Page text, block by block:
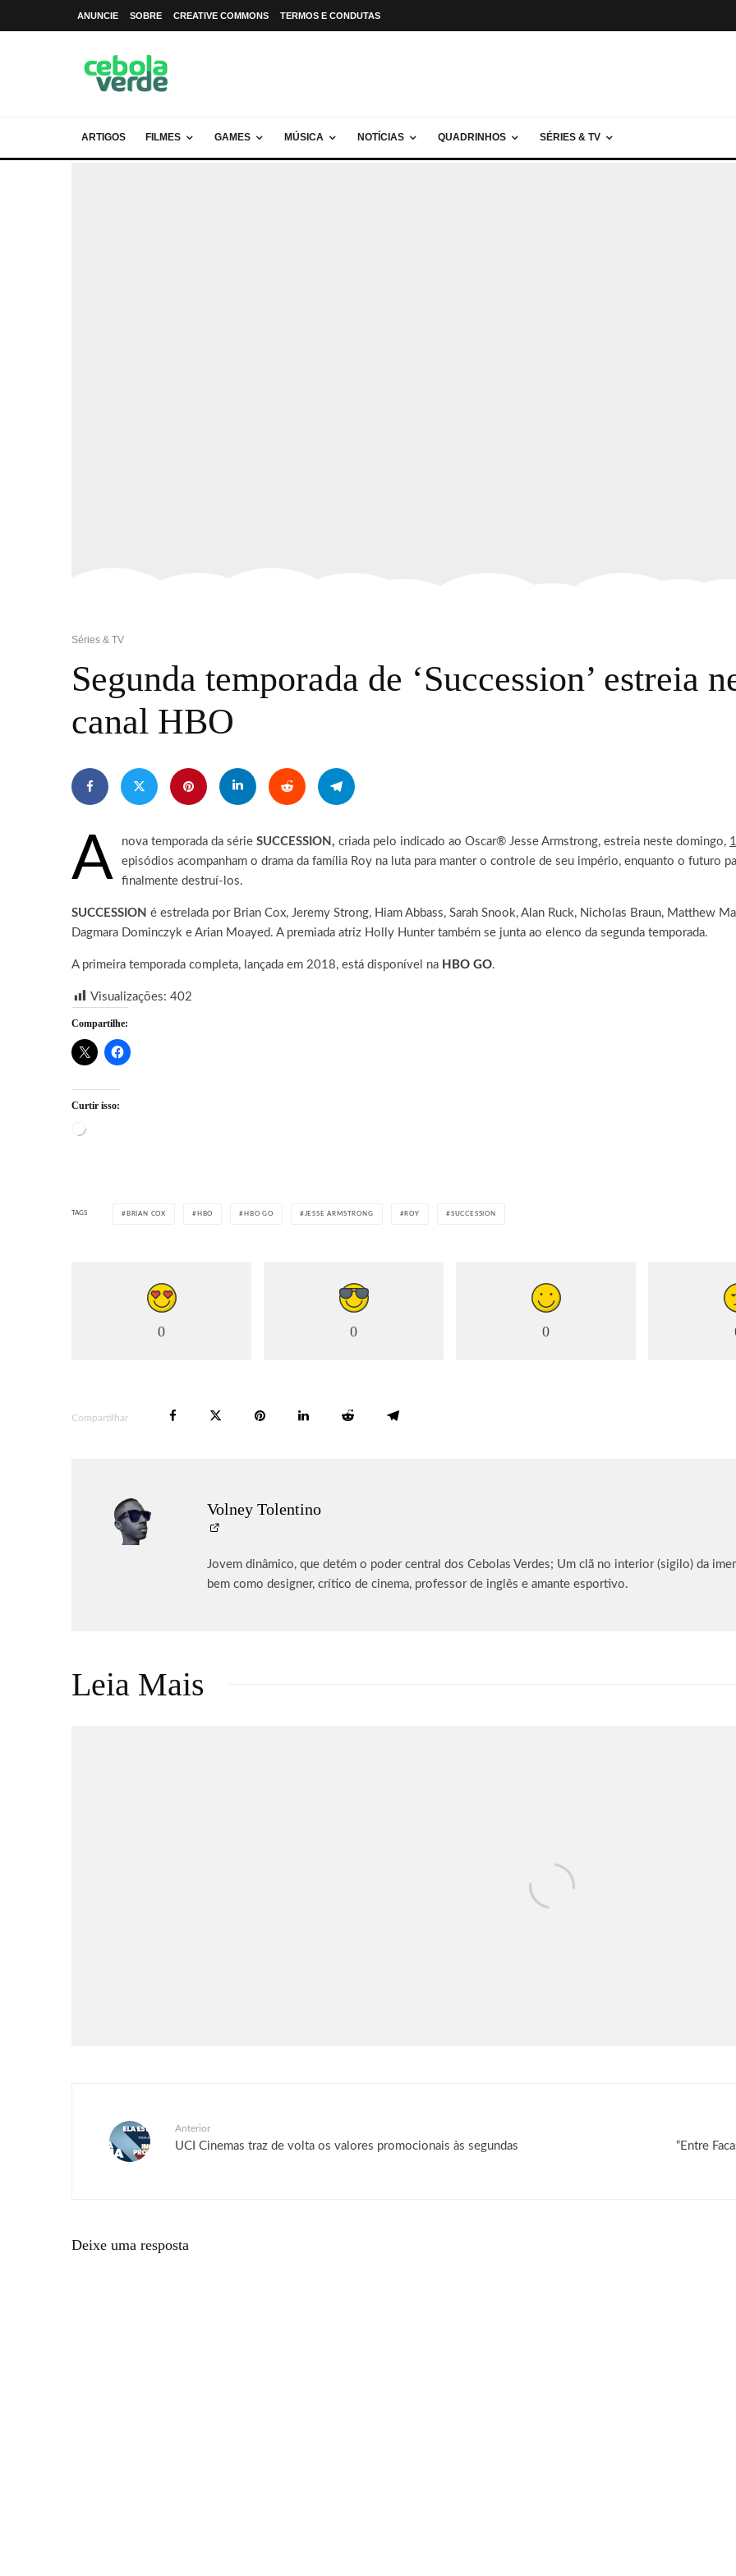
ANUNCIE SOBRE CREATIVE COMMONS TERMOS E CONDUTAS
ARTIGOS FILMES GAMES MÚSICA NOTÍCIAS QUADRINHOS SÉRIES & TV
Séries & TV
Segunda temporada de ‘Succession’ estreia
canal HBO
A nova temporada da série SUCCESSION, criada pelo indicado ao Oscar® Jesse Armstrong, estreia neste domingo,
episódios acompanham o drama da família Roy na luta para manter o controle de seu império, enquanto o futuro
finalmente destruí-los.
SUCCESSION é estrelada por Brian Cox, Jeremy Strong, Hiam Abbass, Sarah Snook, Alan Ruck, Nicholas Braun, Matthew
Dagmara Dominczyk e Arian Moayed. A premiada atriz Holly Hunter também se junta ao elenco da segunda temporada.
A primeira temporada completa, lançada em 2018, está disponível na HBO GO.
Visualizações: 402
Compartilhe:
Curtir isso:
Carregando...
TAGS BRIAN COX HBO HBO GO JESSE ARMSTRONG ROY SUCCESSION
0 0 0
Compartilhar
Volney Tolentino
Jovem dinâmico, que detém o poder central dos Cebolas Verdes; Um clã no interior (sigilo) da
bem como designer, crítico de cinema, professor de inglês e amante esportivo.
Leia Mais
Anterior
UCI Cinemas traz de volta os valores promocionais às segundas “Entre
Deixe uma resposta